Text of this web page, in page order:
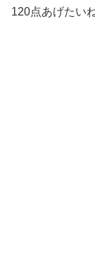
120点あげたいね